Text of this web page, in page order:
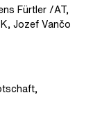
Fürtler /AT,
Jozef Vančo